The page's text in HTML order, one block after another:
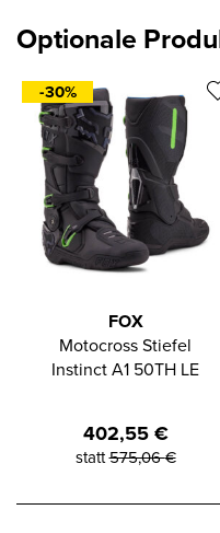
Optionale
-30%
FOX
Motocross Stiefel
Instinct A1 50TH LE
402,55€
statt575,06€